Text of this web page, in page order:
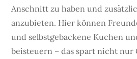
Anschnitt zu haben und
anzubieten. Hier können
und selbstgebackene Kuchen
beisteuern – das spart nicht nur